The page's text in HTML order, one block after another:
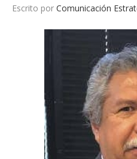
Escrito por Comunicación